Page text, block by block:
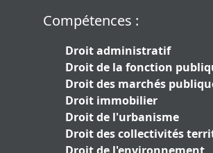
Compétences :
Droit administratif
Droit de la fonction
Droit des marchés
Droit immobilier
Droit de l'urbanisme
Droit des collectivités